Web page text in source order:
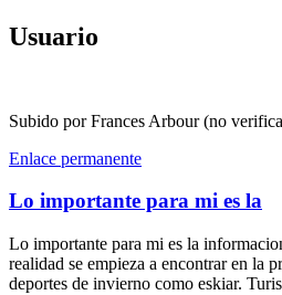
Usuario
Subido porFrances Arbour (no
Enlace permanente
Lo importante para mi es la
Lo importante para mi es la
realidad se empieza a encontrar en la
deportes de invierno como eskiar.